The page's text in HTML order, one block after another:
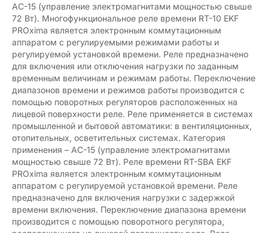
АС-15 (управление электромагнитами мощностью свыше
72 Вт). Многофункциональное реле времени RT-10 EKF
PROxima является электронным коммутационным
аппаратом с регулируемыми режимами работы и
регулируемой установкой времени. Реле предназначено
для включения или отключения нагрузки по заданным
временным величинам и режимам работы. Переключение
диапазонов времени и режимов работы производится с
помощью поворотных регуляторов расположенных на
лицевой поверхности реле. Реле применяется в системах
промышленной и бытовой автоматики: в вентиляционных,
отопительных, осветительных системах. Категория
применения – АС-15 (управление электромагнитами
мощностью свыше 72 Вт). Реле времени RT-SBA EKF
PROxima является электронным коммутационным
аппаратом с регулируемой установкой времени. Реле
предназначено для включения нагрузки с задержкой
времени включения. Переключение диапазона времени
производится с помощью поворотного регулятора,